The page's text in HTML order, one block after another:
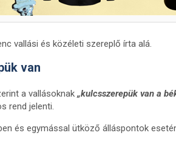
vallási és közéleti szereplő írta alá.
van
a vallásoknak „kulcsszerepük van a
rend jelenti.
és egymással ütköző álláspontok